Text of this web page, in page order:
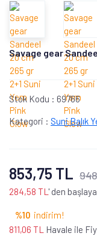
Savage gear
Stok Kodu : 69766
Kategori : Suni Balık
853,75 TL
284,58 TL ' den
%10 indirim!
811,06 TL
Havale ile